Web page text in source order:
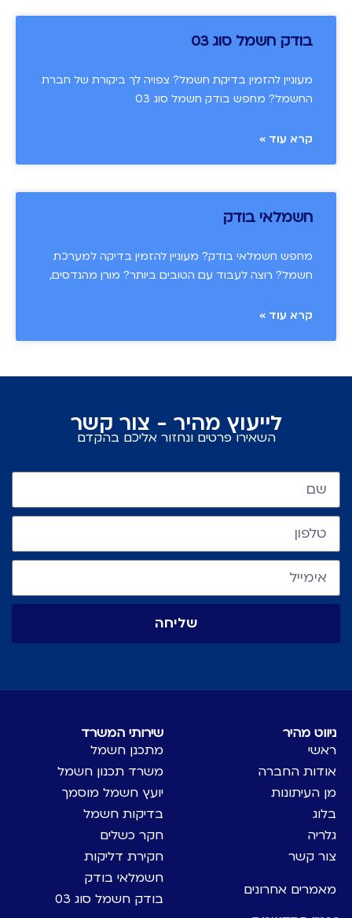
בודק חשמל סוג 03
מעוניין להזמין בדיקת חשמל? צפויה לך ביקורת של חברת
החשמל? מחפש בודק חשמל סוג 03
קרא עוד »
חשמלאי בודק
מחפש חשמלאי בודק? מעוניין להזמין בדיקה למערכת
חשמל? רוצה לעבוד עם הטובים ביותר? מורן מהנדסים,
קרא עוד »
לייעוץ מהיר - צור קשר
השאירו פרטים ונחזור אליכם בהקדם
שליחה
ניווט מהיר
ראשי
אודות החברה
מן העיתונות
בלוג
גלריה
צור קשר
מאמרים אחרונים
שירותי המשרד
מתכנן חשמל
משרד תכנון חשמל
יועץ חשמל מוסמך
בדיקות חשמל
חקר כשלים
חקירת דליקות
חשמלאי בודק
בודק חשמל סוג 03